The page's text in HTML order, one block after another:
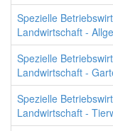
Spezielle
Landwirtschaft -
Spezielle
Landwirtschaft -
Spezielle
Landwirtschaft -